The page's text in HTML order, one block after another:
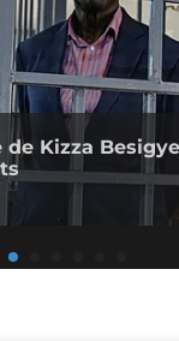
de Kizza